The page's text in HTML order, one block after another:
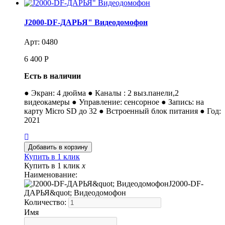
J2000-DF-ДАРЬЯ" Видеодомофон
Арт: 0480
6 400 Р
Есть в наличии
● Экран: 4 дюйма ● Каналы : 2 выз.панели,2
видеокамеры ● Управление: сенсорное ● Запись: на
карту Micro SD до 32 ● Встроенный блок питания ● Год:
2021
Купить в 1 клик
Купить в 1 клик x
Наименование:
J2000-DF-
ДАРЬЯ&quot; Видеодомофон
Количество:
Имя